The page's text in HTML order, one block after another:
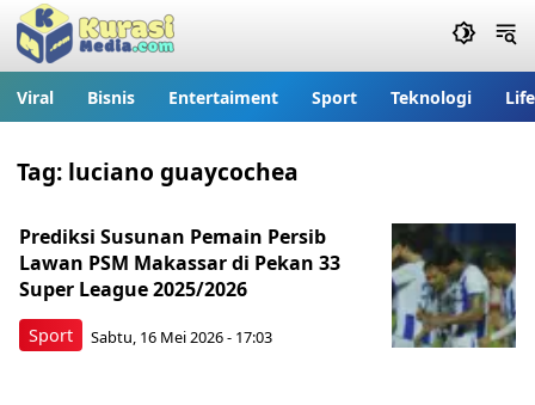
Viral Bisnis Entertaiment Sport Teknologi
Tag: luciano guaycochea
Sport
Prediksi Susunan Pemain Persib
Lawan PSM Makassar di Pekan 33
Super League 2025/2026
Sabtu, 16 Mei 2026 - 17:03